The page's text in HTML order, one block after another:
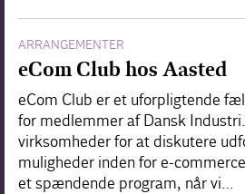
ARRANGEMENTER
eCom Club hos Aasted
eCom Club er et uforpligtende
for medlemmer af Dansk
virksomheder for at diskutere
muligheder inden for e-
et spændende program, når vi…